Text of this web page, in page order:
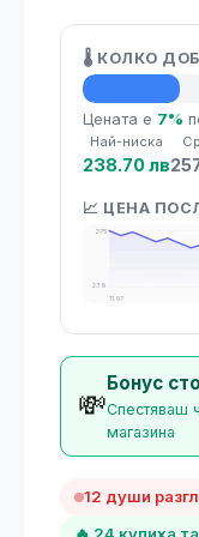
🌡️ КОЛКО
💡 Средна
Цената е 7%
Най-ниска
238.70 лв
📈 ЦЕНА
275
239
11.07
💸
Бонус
Спестяваш
магазина
12 души